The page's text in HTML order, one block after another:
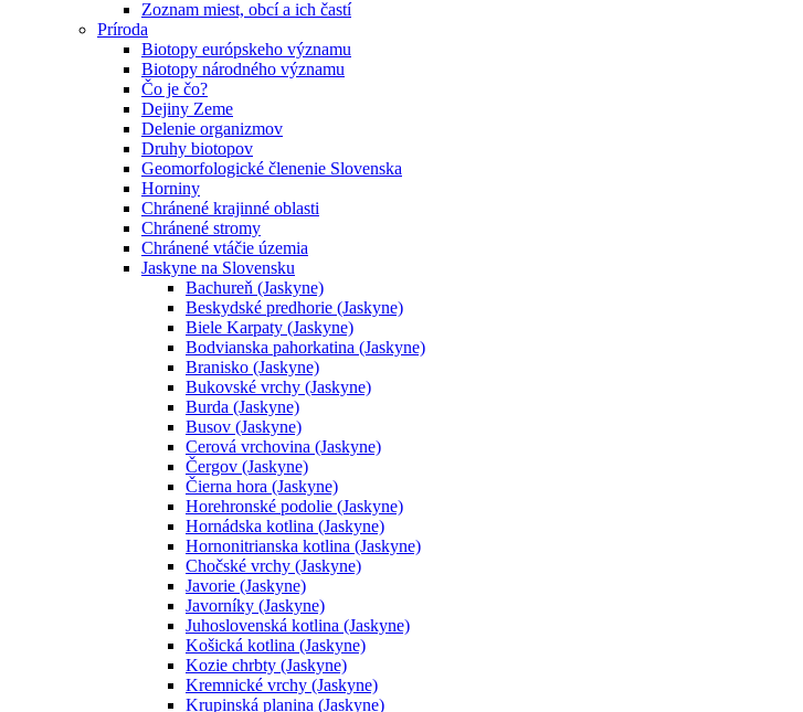
Zoznam miest, obcí a ich častí
Príroda
Biotopy európskeho významu
Biotopy národného významu
Čo je čo?
Dejiny Zeme
Delenie organizmov
Druhy biotopov
Geomorfologické členenie Slovenska
Horniny
Chránené krajinné oblasti
Chránené stromy
Chránené vtáčie územia
Jaskyne na Slovensku
Bachureň (Jaskyne)
Beskydské predhorie (Jaskyne)
Biele Karpaty (Jaskyne)
Bodvianska pahorkatina (Jaskyne)
Branisko (Jaskyne)
Bukovské vrchy (Jaskyne)
Burda (Jaskyne)
Busov (Jaskyne)
Cerová vrchovina (Jaskyne)
Čergov (Jaskyne)
Čierna hora (Jaskyne)
Horehronské podolie (Jaskyne)
Hornádska kotlina (Jaskyne)
Hornonitrianska kotlina (Jaskyne)
Chočské vrchy (Jaskyne)
Javorie (Jaskyne)
Javorníky (Jaskyne)
Juhoslovenská kotlina (Jaskyne)
Košická kotlina (Jaskyne)
Kozie chrbty (Jaskyne)
Kremnické vrchy (Jaskyne)
Krupinská planina (Jaskyne)